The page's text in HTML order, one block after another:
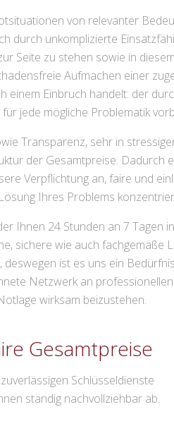
von relevanter
durch unkomplizierte
Seite zu stehen sowie in
Aufmachen einer
Einbruch handelt: der
jede mögliche Problematik
Transparenz, sehr in
der Gesamtpreise. Dadurch
Verpflichtung an, faire und
Ihres Problems
Ihnen 24 Stunden an 7
sichere wie auch
ist es uns ein
Netzwerk an
wirksam beizustehen.
Gesamtpreise
Schlüsseldienste
ständig nachvollziehbar ab.